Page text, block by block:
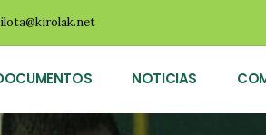
NOTICIAS